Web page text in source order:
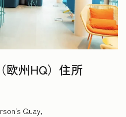
欧州HQ）住所
Quay,